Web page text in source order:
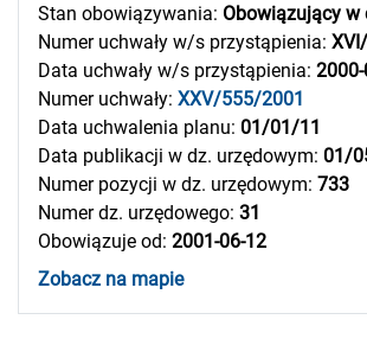
Stan obowiązywania: Obowiązujący w
Numer uchwały w/s przystąpienia:
Data uchwały w/s przystąpienia:
Numer uchwały: XXV/555/2001
Data uchwalenia planu: 01/01/11
Data publikacji w dz. urzędowym: 01/
Numer pozycji w dz. urzędowym: 733
Numer dz. urzędowego: 31
Obowiązuje od: 2001-06-12
Zobacz na mapie